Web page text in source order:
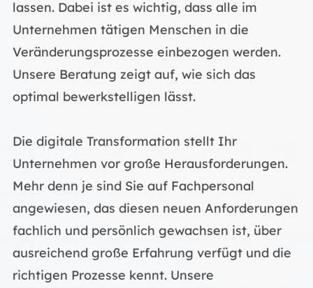
lassen. Dabei ist es wichtig, dass alle im
Unternehmen tätigen Menschen in die
Veränderungsprozesse einbezogen werden.
Unsere Beratung zeigt auf, wie sich das
optimal bewerkstelligen lässt.
Die digitale Transformation stellt Ihr
Unternehmen vor große Herausforderungen.
Mehr denn je sind Sie auf Fachpersonal
angewiesen, das diesen neuen Anforderungen
fachlich und persönlich gewachsen ist, über
ausreichend große Erfahrung verfügt und die
richtigen Prozesse kennt. Unsere